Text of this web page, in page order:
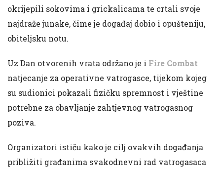
okrijepili sokovima i grickalicama te crtali svoje
najdraže junake, čime je događaj dobio i opušteniju,
obiteljsku notu.
Uz Dan otvorenih vrata održano je i Fire Combat
natjecanje za operativne vatrogasce, tijekom kojeg
su sudionici pokazali fizičku spremnost i vještine
potrebne za obavljanje zahtjevnog vatrogasnog
poziva.
Organizatori ističu kako je cilj ovakvih događanja
približiti građanima svakodnevni rad vatrogasaca